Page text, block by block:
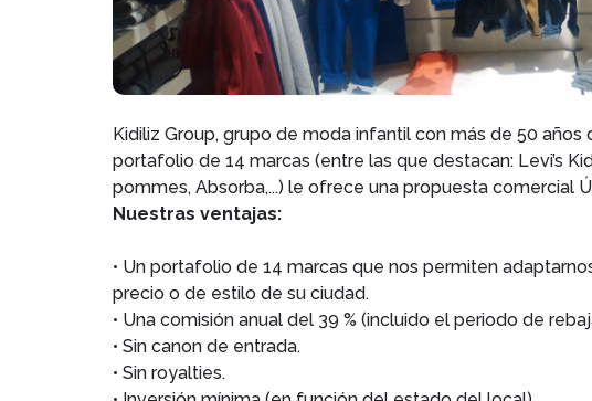
Kidiliz Group, grupo de moda infantil con más de 50
portafolio de 14 marcas (entre las que destacan: Levi’s
pommes, Absorba,...) le ofrece una propuesta comercial
Nuestras ventajas:
• Un portafolio de 14 marcas que nos permiten
precio o de estilo de su ciudad.
• Una comisión anual del 39 % (incluido el periodo de
• Sin canon de entrada.
• Sin royalties.